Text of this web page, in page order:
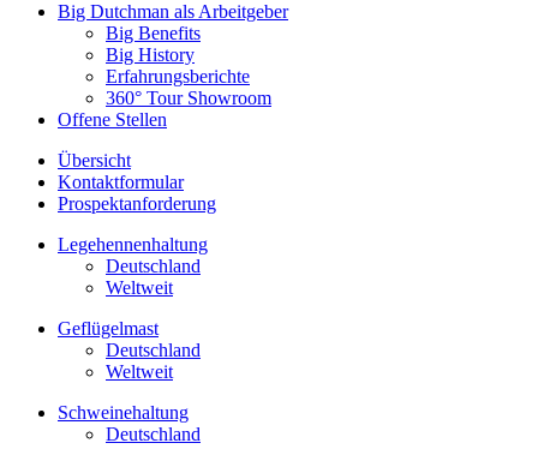
Big Dutchman als Arbeitgeber
Big Benefits
Big History
Erfahrungsberichte
360° Tour Showroom
Offene Stellen
Übersicht
Kontaktformular
Prospektanforderung
Legehennenhaltung
Deutschland
Weltweit
Geflügelmast
Deutschland
Weltweit
Schweinehaltung
Deutschland